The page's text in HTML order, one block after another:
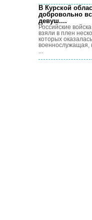
В Курской
добровольно
девуш....
Российские
взяли в плен
которых
военнослужащая,
...